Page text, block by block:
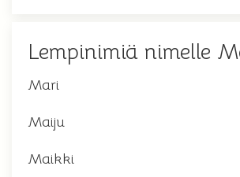
Lempinimiä nimelle
Mari
Maiju
Maikki